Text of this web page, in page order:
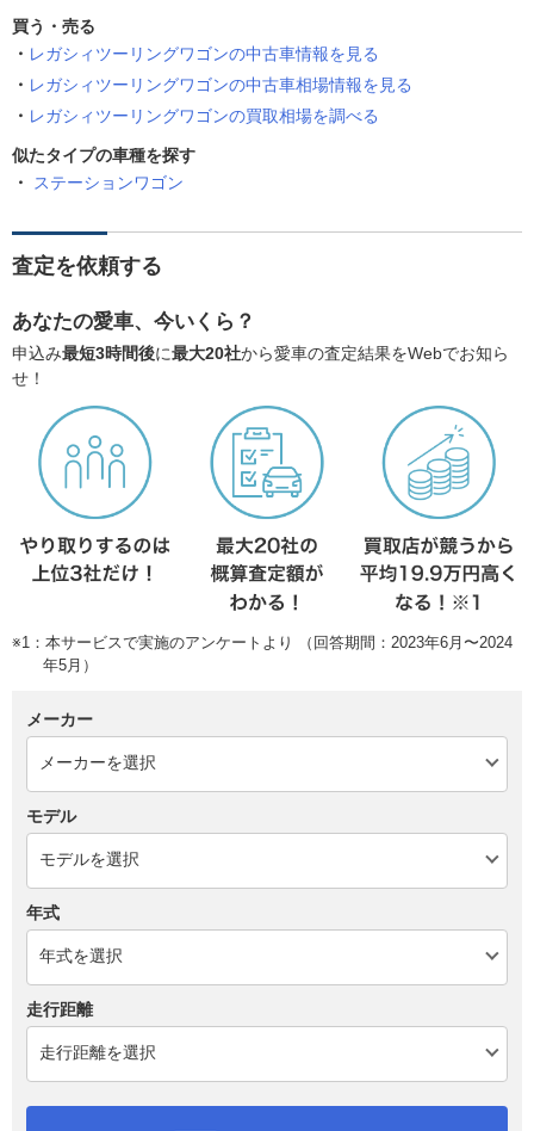
買う・売る
レガシィツーリングワゴンの中古車情報を見る
レガシィツーリングワゴンの中古車相場情報を見る
レガシィツーリングワゴンの買取相場を調べる
似たタイプの車種を探す
ステーションワゴン
査定を依頼する
あなたの愛車、今いくら？
申込み最短3時間後に最大20社から愛車の査定結果をWebでお知ら
せ！
※1：本サービスで実施のアンケートより （回答期間：2023年6月〜2024
年5月）
メーカー
モデル
年式
走行距離